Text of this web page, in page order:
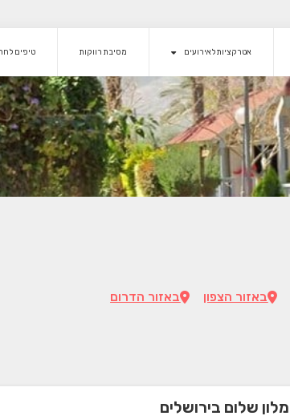
אטרקציות לאירועים מסיבת רווקות טיפים
באזור הצפון באזור הדרום
מלון שלום בירושלים